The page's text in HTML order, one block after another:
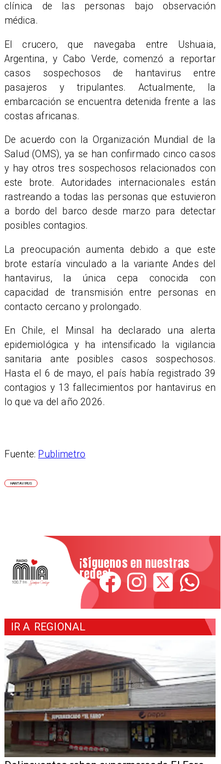
clínica de las personas bajo observación
médica.
El crucero, que navegaba entre Ushuaia,
Argentina, y Cabo Verde, comenzó a reportar
casos sospechosos de hantavirus entre
pasajeros y tripulantes. Actualmente, la
embarcación se encuentra detenida frente a las
costas africanas.
De acuerdo con la Organización Mundial de la
Salud (OMS), ya se han confirmado cinco casos
y hay otros tres sospechosos relacionados con
este brote. Autoridades internacionales están
rastreando a todas las personas que estuvieron
a bordo del barco desde marzo para detectar
posibles contagios.
La preocupación aumenta debido a que este
brote estaría vinculado a la variante Andes del
hantavirus, la única cepa conocida con
capacidad de transmisión entre personas en
contacto cercano y prolongado.
En Chile, el Minsal ha declarado una alerta
epidemiológica y ha intensificado la vigilancia
sanitaria ante posibles casos sospechosos.
Hasta el 6 de mayo, el país había registrado 39
contagios y 13 fallecimientos por hantavirus en
lo que va del año 2026.
Fuente: Publimetro
HANTAVIRUS
¡Síguenos en nuestras
redes!
IR A REGIONAL